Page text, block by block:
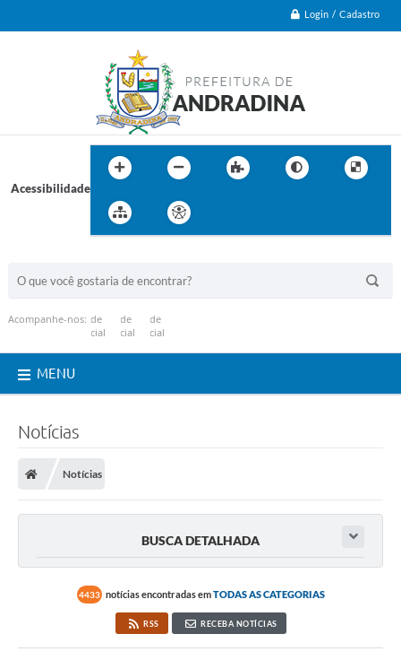
Login / Cadastro
Acessibilidade
Acompanhe-nos:
MENU
Notícias
Notícias
BUSCA DETALHADA
4433 notícias encontradas emTODAS AS CATEGORIAS
RSS RECEBA NOTÍCIAS